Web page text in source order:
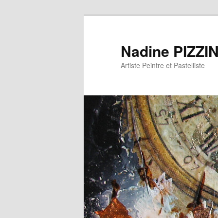
Nadine
Artiste Peintre et Pastelliste